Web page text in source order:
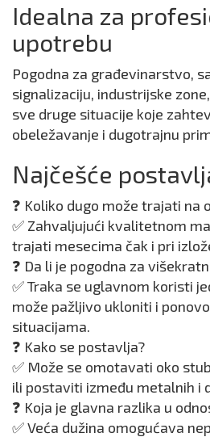
Idealna za
upotrebu
Pogodna za građevinarstvo,
signalizaciju, industrijske
sve druge situacije koje
obeležavanje i dugotrajnu
Najčešće
❓ Koliko dugo može trajati na
✅ Zahvaljujući kvalitetnom
trajati mesecima čak i pri
❓ Da li je pogodna za
✅ Traka se uglavnom koristi
može pažljivo ukloniti i
situacijama.
❓ Kako se postavlja?
✅ Može se omotavati oko
ili postaviti između metalnih i
❓ Koja je glavna razlika u
✅ Veća dužina omogućava